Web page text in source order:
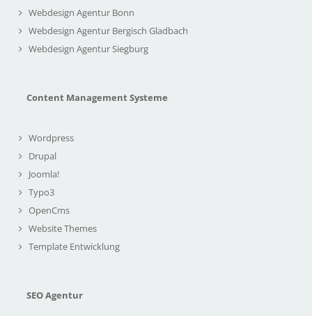
Webdesign Agentur Bonn
Webdesign Agentur Bergisch Gladbach
Webdesign Agentur Siegburg
Content Management Systeme
Wordpress
Drupal
Joomla!
Typo3
OpenCms
Website Themes
Template Entwicklung
SEO Agentur